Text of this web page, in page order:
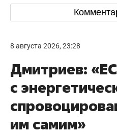
8 августа 2026, 23:28
Дмитриев:
с
им самим»